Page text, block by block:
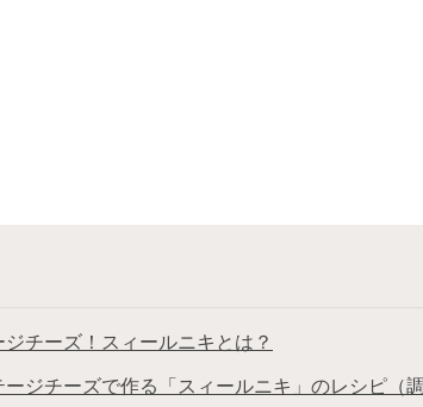
チーズ！スィールニキとは？
ージチーズで作る「スィールニキ」のレシピ（調